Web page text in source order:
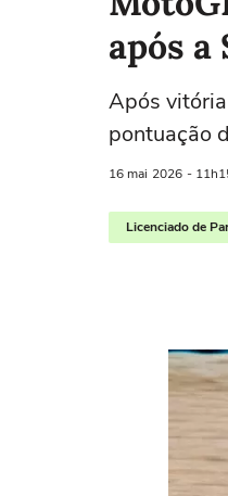
após a
Após
pontuação
16 mai 2026 -
Licenciado de